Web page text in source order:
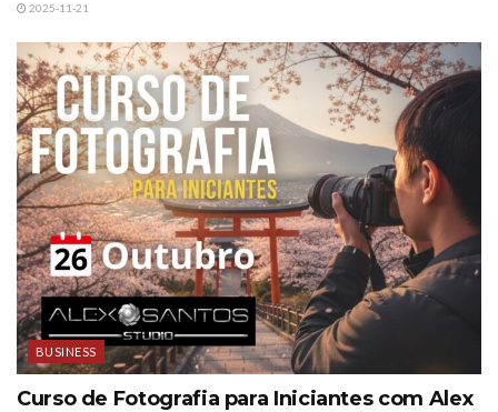
2025-11-21
BUSINESS
Curso de Fotografia para Iniciantes com Alex